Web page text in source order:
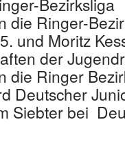
die Ringer-
und Moritz
der
die Ringer
Deutscher
Siebter bei